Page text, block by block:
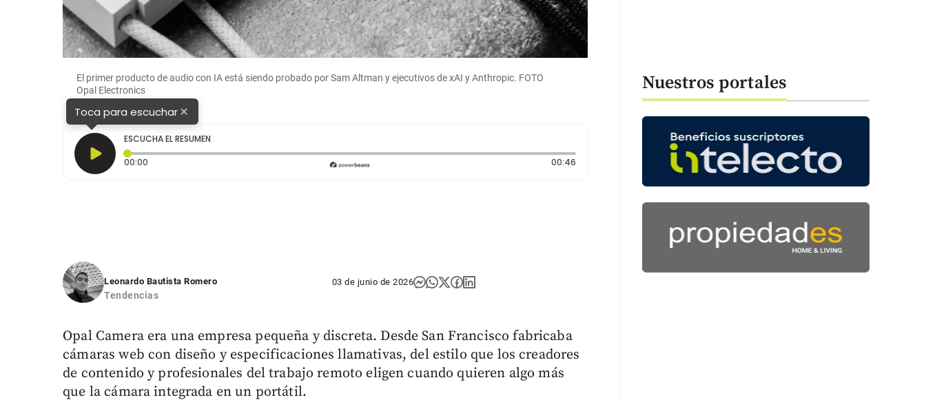
El primer producto de audio con IA está siendo probado por Sam Altman y ejecutivos de xAI y Anthropic. FOTO
Opal Electronics
Toca para escuchar×
ESCUCHA EL RESUMEN
00:00
00:46Duración: 46 segundos
Leonardo Bautista Romero
Tendencias
03 de junio de 2026
Opal Camera era una empresa pequeña y discreta. Desde San Francisco fabricaba
cámaras web con diseño y especificaciones llamativas, del estilo que los creadores
de contenido y profesionales del trabajo remoto eligen cuando quieren algo más
que la cámara integrada en un portátil.
Nuestros portales